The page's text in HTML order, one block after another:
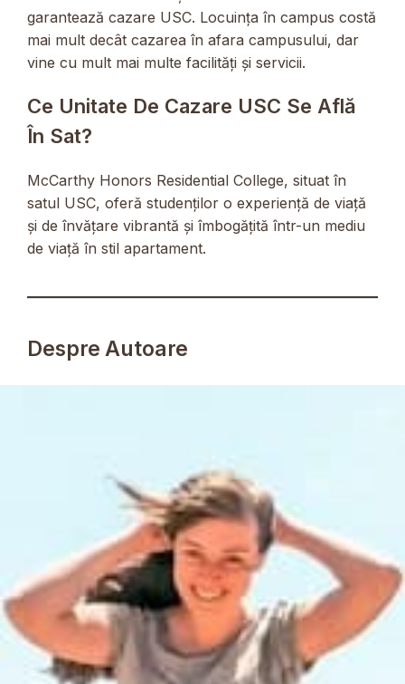
garantează cazare USC. Locuința în campus costă
mai mult decât cazarea în afara campusului, dar
vine cu mult mai multe facilități și servicii.
Ce Unitate De Cazare USC Se Află
În Sat?
McCarthy Honors Residential College, situat în
satul USC, oferă studenților o experiență de viață
și de învățare vibrantă și îmbogățită într-un mediu
de viață în stil apartament.
Despre Autoare